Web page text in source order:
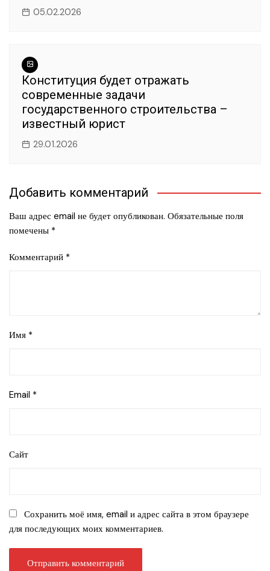
05.02.2026
Конституция будет отражать
современные задачи
государственного строительства –
известный юрист
29.01.2026
Добавить комментарий
Ваш адрес email не будет опубликован. Обязательные поля
помечены *
Комментарий *
Имя *
Email *
Сайт
Сохранить моё имя, email и адрес сайта в этом браузере
для последующих моих комментариев.